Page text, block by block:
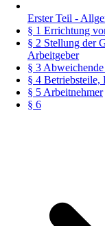
Erster Teil -
§ 1 Errichtung
§ 2 Stellung der
Arbeitgeber
§ 3
§ 4 Betriebsteile,
§ 5 Arbeitnehmer
§ 6